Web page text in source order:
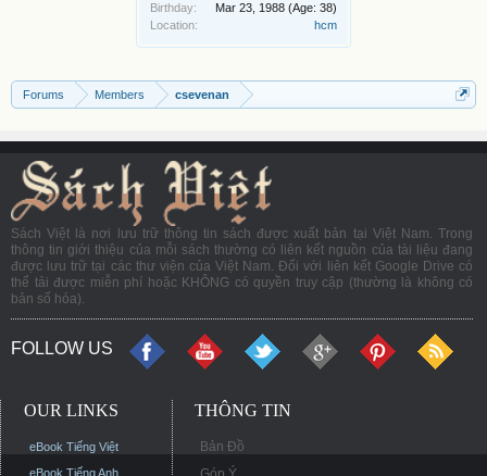
Birthday:
Mar 23, 1988 (Age: 38)
Location:
hcm
Forums Members csevenan
Sách Việt là nơi lưu trữ thông tin sách được xuất bản tại Việt Nam. Trong
thông tin giới thiệu của mỗi sách thường có liên kết nguồn của tài liệu đang
được lưu trữ tại các thư viện của Việt Nam. Đối với liên kết Google Drive có
thể tải được miễn phí hoặc KHÔNG có quyền truy cập (thường là không có
bản số hóa).
FOLLOW US
OUR LINKS
eBook Tiếng Việt
eBook Tiếng Anh
THÔNG TIN
Bản Đồ